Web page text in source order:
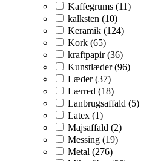
Kaffegrums (11)
kalksten (10)
Keramik (124)
Kork (65)
kraftpapir (36)
Kunstlæder (96)
Læder (37)
Lærred (18)
Lanbrugsaffald (5)
Latex (1)
Majsaffald (2)
Messing (19)
Metal (276)